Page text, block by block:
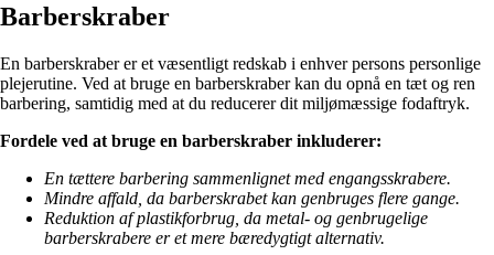
Barberskraber
En barberskraber er et væsentligt redskab i enhver persons personlige
plejerutine. Ved at bruge en barberskraber kan du opnå en tæt og ren
barbering, samtidig med at du reducerer dit miljømæssige fodaftryk.
Fordele ved at bruge en barberskraber inkluderer:
En tættere barbering sammenlignet med engangsskrabere.
Mindre affald, da barberskrabet kan genbruges flere gange.
Reduktion af plastikforbrug, da metal- og genbrugelige
barberskrabere er et mere bæredygtigt alternativ.